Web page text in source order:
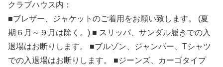
クラブハウス内：
■ブレザー、ジャケットのご着用をお願い致します。 (夏
期６月～９月は除く。) ■ スリッパ、サンダル履きでの入
退場はお断りします。 ■ブルゾン、ジャンパー、Tシャツ
での入退場はお断りします。 ■ジーンズ、カーゴタイプ